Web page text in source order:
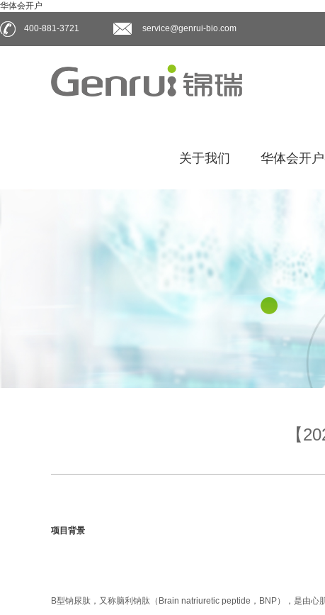
华体会开户
400-881-3721 service@genrui-bio.com
关于我们 华体会开
【
项目背景
B型钠尿肽，又称脑利钠肽（Brain natriuretic peptide，BNP），是由